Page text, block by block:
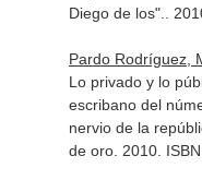
Diego de los".
.
Pardo Rodríguez,
Lo privado y lo
escribano del
nervio de la
de oro. 2010.